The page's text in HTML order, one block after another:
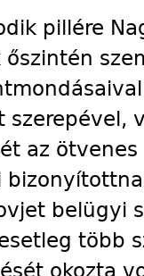
pillére
az
belügyi
több
okozta